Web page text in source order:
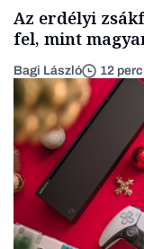
Az erdélyi
fel, mint
Bagi László 12 perc